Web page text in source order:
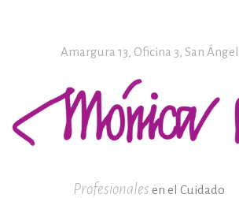
Amargura 13, Oficina 3, San Ángel,
Profesionales en el Cuidado